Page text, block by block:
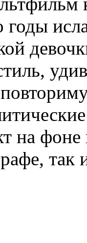
годы
на фоне
так